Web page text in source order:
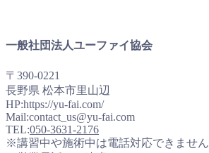
一般社団法人ユーファイ協会
〒390-0221
長野県 松本市里山辺
HP:https://yu-fai.com/
Mail:contact_us@yu-fai.com
TEL:050-3631-2176
※講習中や施術中は電話対応できません